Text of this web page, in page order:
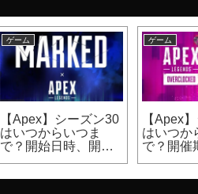
ゲーム
【Apex】シーズン30
はいつからいつま
で？開始日時、開催
ゲーム
【Apex
はいつか
で？開催